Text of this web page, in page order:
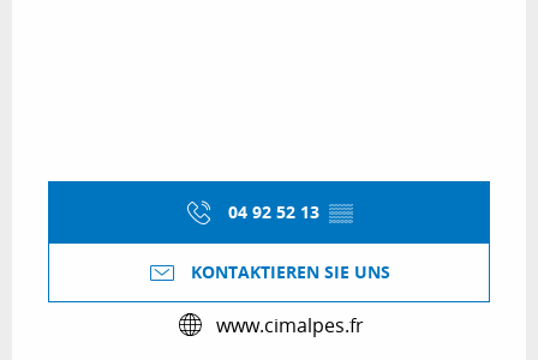
04 92 52 13 ▒▒
KONTAKTIEREN SIE UNS
www.cimalpes.fr